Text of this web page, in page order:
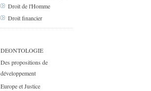
Droit de l'Homme
Droit financier
DEONTOLOGIE
Des propositions de
développement
Europe et Justice